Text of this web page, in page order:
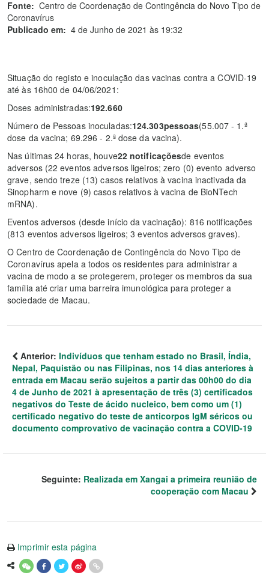
Fonte: Centro de Coordenação de Contingência do Novo Tipo de
Coronavírus
Publicado em: 4 de Junho de 2021 às 19:32
Situação do registo e inoculação das vacinas contra a COVID-19
até às 16h00 de 04/06/2021:
Doses administradas:192.660
Número de Pessoas inoculadas:124.303pessoas(55.007 - 1.ª
dose da vacina; 69.296 - 2.ª dose da vacina).
Nas últimas 24 horas, houve22notificaçõesde eventos
adversos (22 eventos adversos ligeiros; zero (0) evento adverso
grave, sendo treze (13) casos relativos à vacina inactivada da
Sinopharm e nove (9) casos relativos à vacina de BioNTech
mRNA).
Eventos adversos (desde início da vacinação): 816 notificações
(813 eventos adversos ligeiros; 3 eventos adversos graves).
O Centro de Coordenação de Contingência do Novo Tipo de
Coronavírus apela a todos os residentes para administrar a
vacina de modo a se protegerem, proteger os membros da sua
família até criar uma barreira imunológica para proteger a
sociedade de Macau.
Anterior: Indivíduos que tenham estado no Brasil, Índia,
Nepal, Paquistão ou nas Filipinas, nos 14 dias anteriores à
entrada em Macau serão sujeitos a partir das 00h00 do dia
4 de Junho de 2021 à apresentação de três (3) certificados
negativos do Teste de ácido nucleico, bem como um (1)
certificado negativo do teste de anticorpos IgM séricos ou
documento comprovativo de vacinação contra a COVID-19
Seguinte: Realizada em Xangai a primeira reunião de
cooperação com Macau
Imprimir esta página